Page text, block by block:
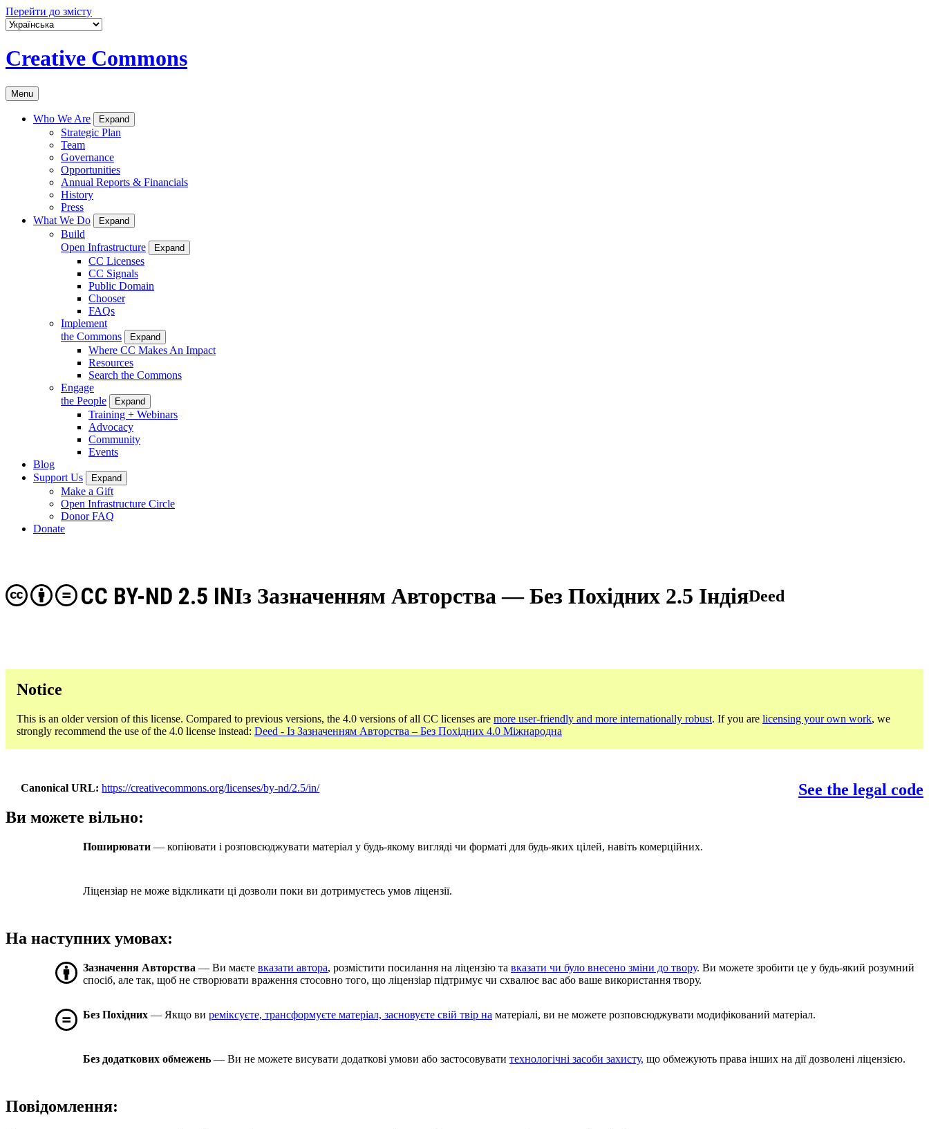
Перейти до змісту
Creative Commons
Menu
Who We Are Expand
Strategic Plan
Team
Governance
Opportunities
Annual Reports & Financials
History
Press
What We Do
Expand
Build
Open Infrastructure
Expand
CC Licenses
CC Signals
Public Domain
Chooser
FAQs
Implement
the Commons
Expand
Where CC Makes An Impact
Resources
Search the Commons
Engage
the People
Expand
Training + Webinars
Advocacy
Community
Events
Blog
Support Us
Expand
Make a Gift
Open Infrastructure Circle
Donor FAQ
Donate
Із Зазначенням Авторства — Без Похідних 2.5 Індія
CC BY-ND 2.5 IN Deed
Notice
This is an older version of this license. Compared to previous versions, the 4.0 versions of all CC licenses are more user-friendly and more internationally robust. If you are licensing your own work, we
strongly recommend the use of the 4.0 license instead: Deed - Із Зазначенням Авторства – Без Похідних 4.0 Міжнародна
Canonical URL https://creativecommons.org/licenses/by-nd/2.5/in/
See the legal code
Ви можете вільно:
Поширювати — копіювати і розповсюджувати матеріал у будь-якому вигляді чи форматі для будь-яких цілей, навіть комерційних.
Ліцензіар не може відкликати ці дозволи поки ви дотримуєтесь умов ліцензії.
На наступних умовах:
Зазначення Авторства — Ви маєте вказати автора, розмістити посилання на ліцензію та вказати чи було внесено зміни до твору. Ви можете зробити це у будь-який розумний
спосіб, але так, щоб не створювати враження стосовно того, що ліцензіар підтримує чи схвалює вас або ваше використання твору.
Без Похідних — Якщо ви реміксуєте, трансформуєте матеріал, засновуєте свій твір на матеріалі, ви не можете розповсюджувати модифікований матеріал.
Без додаткових обмежень — Ви не можете висувати додаткові умови або застосовувати технологічні засоби захисту, що обмежують права інших на дії дозволені ліцензією.
Повідомлення: